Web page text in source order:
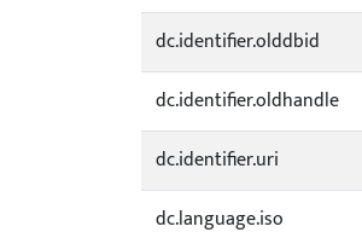
dc.identifier.olddbid
dc.identifier.oldhandle
dc.identifier.uri
dc.language.iso